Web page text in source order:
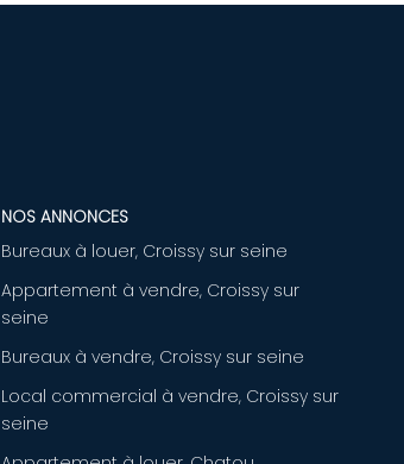
NOS ANNONCES
Bureaux à louer, Croissy sur seine
Appartement à vendre, Croissy sur
seine
Bureaux à vendre, Croissy sur seine
Local commercial à vendre, Croissy sur
seine